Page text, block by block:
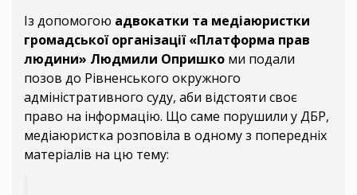
Із допомогою адвокатки та медіаюристки
громадської організації «Платформа прав
людини» Людмили Опришко ми подали
позов до Рівненського окружного
адміністративного суду, аби відстояти своє
право на інформацію. Що саме порушили у ДБР,
медіаюристка розповіла в одному з попередніх
матеріалів на цю тему: